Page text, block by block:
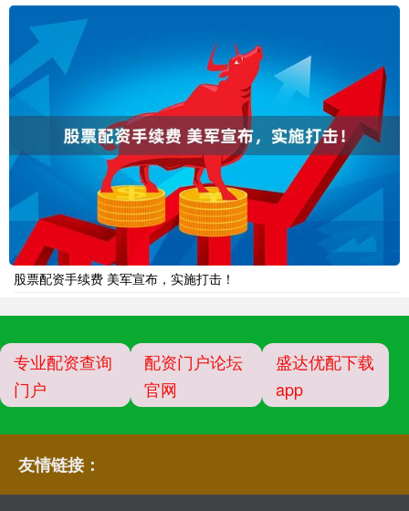
股票配资手续费 美军宣布，实施打击！
专业配资查询
门户
配资门户论坛
官网
盛达优配下载
app
友情链接：